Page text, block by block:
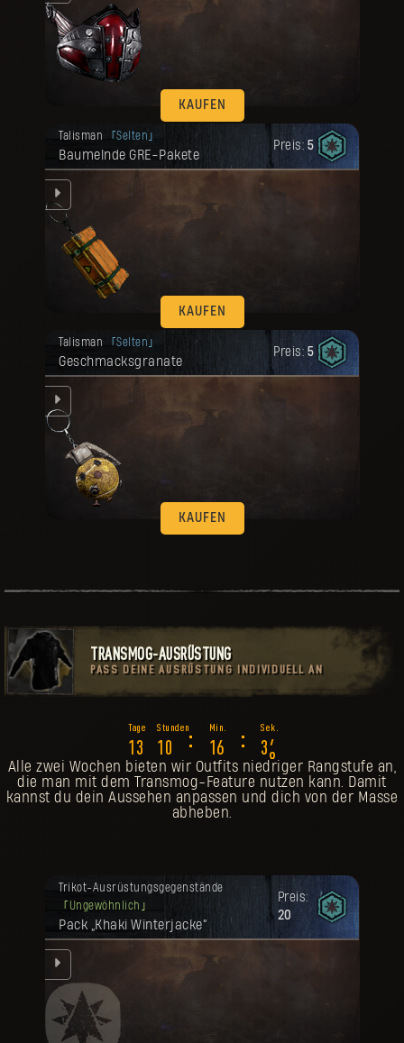
KAUFEN
Talisman Selten
Baumelnde GRE-Pakete
Preis: 5
KAUFEN
Deine Belohnung ist freigeschaltet
worden.
Talisman Selten
Geschmacksgranate
Preis: 5
KAUFEN
Deine Belohnung ist freigeschaltet
worden.
TRANSMOG-AUSRÜSTUNG
PASS DEINE AUSRÜSTUNG INDIVIDUELL AN
1 3 1 0 : 1 6 : 3
3
4
Alle zwei Wochen bieten wir Outfits niedriger Rangstufe an,
die man mit dem Transmog-Feature nutzen kann. Damit
kannst du dein Aussehen anpassen und dich von der Masse
abheben.
Trikot-Ausrüstungsgegenstände
Ungewöhnlich
Pack „Khaki Winterjacke“
Preis:
20
Deine Belohnung ist freigeschaltet
worden.